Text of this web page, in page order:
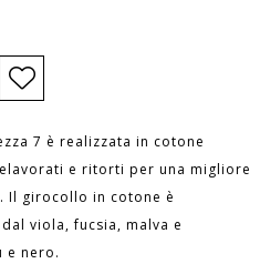
7 è realizzata in cotone
e ritorti per una migliore
Il girocollo in cotone è
viola, fucsia, malva e
e nero.